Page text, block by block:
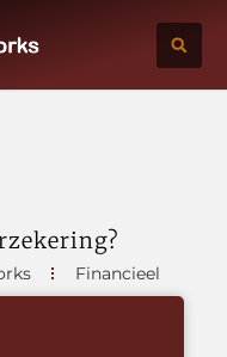
Financieel